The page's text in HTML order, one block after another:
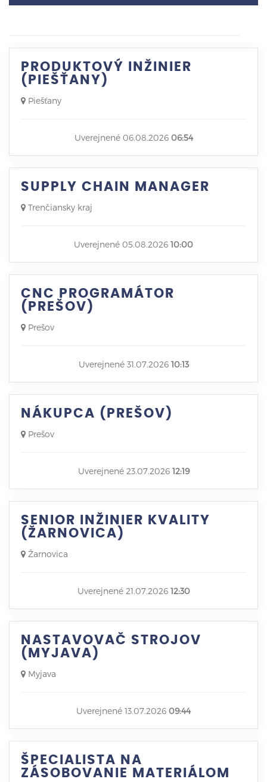
PRODUKTOVÝ INŽINIER
(PIEŠŤANY)
Piešťany
Uverejnené 06.08.2026 06:54
SUPPLY CHAIN MANAGER
Trenčiansky kraj
Uverejnené 05.08.2026 10:00
CNC PROGRAMÁTOR
(PREŠOV)
Prešov
Uverejnené 31.07.2026 10:13
NÁKUPCA (PREŠOV)
Prešov
Uverejnené 23.07.2026 12:19
SENIOR INŽINIER KVALITY
(ŽARNOVICA)
Žarnovica
Uverejnené 21.07.2026 12:30
NASTAVOVAČ STROJOV
(MYJAVA)
Myjava
Uverejnené 13.07.2026 09:44
ŠPECIALISTA NA
ZÁSOBOVANIE MATERIÁLOM